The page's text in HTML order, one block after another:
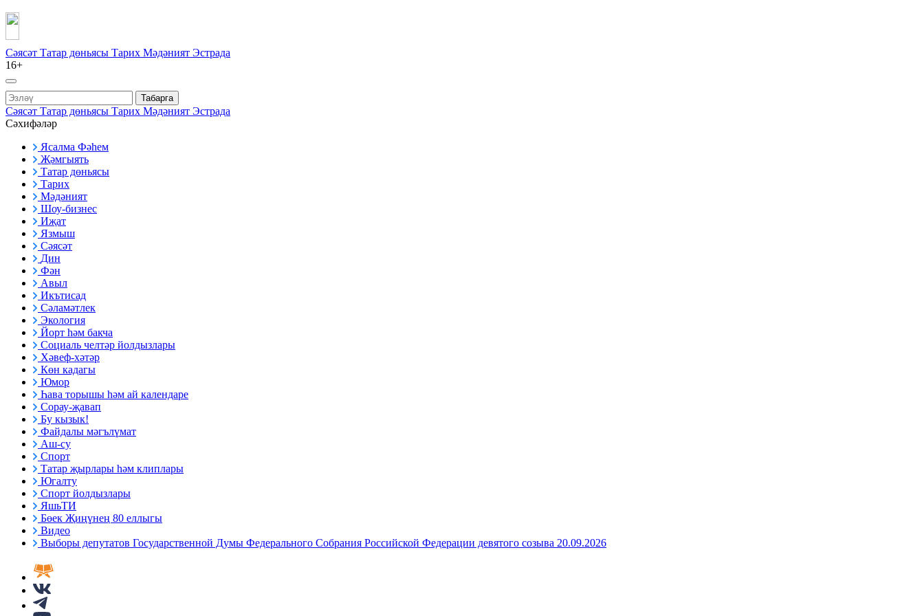
Сәясәт Татар дөньясы Тарих Мәдәният Эстрада
16+
Табарга
Сәясәт Татар дөньясы Тарих Мәдәният Эстрада
Сәхифәләр
Ясалма Фәһем
Җәмгыять
Татар дөньясы
Тарих
Мәдәният
Шоу-бизнес
Иҗат
Язмыш
Сәясәт
Дин
Фән
Авыл
Икътисад
Сәламәтлек
Экология
Йорт һәм бакча
Социаль челтәр йолдызлары
Хәвеф-хәтәр
Көн кадагы
Юмор
Һава торышы һәм ай календаре
Сорау-җавап
Бу кызык!
Файдалы мәгълүмат
Аш-су
Спорт
Татар җырлары һәм клиплары
Югалту
Спорт йолдызлары
ЯшьТИ
Бөек Җиңүнең 80 еллыгы
Видео
Выборы депутатов Государственной Думы Федерального Собрания Российской Федерации девятого созыва 20.09.2026